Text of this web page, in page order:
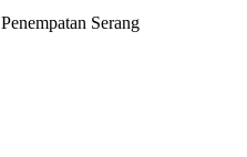
Serang